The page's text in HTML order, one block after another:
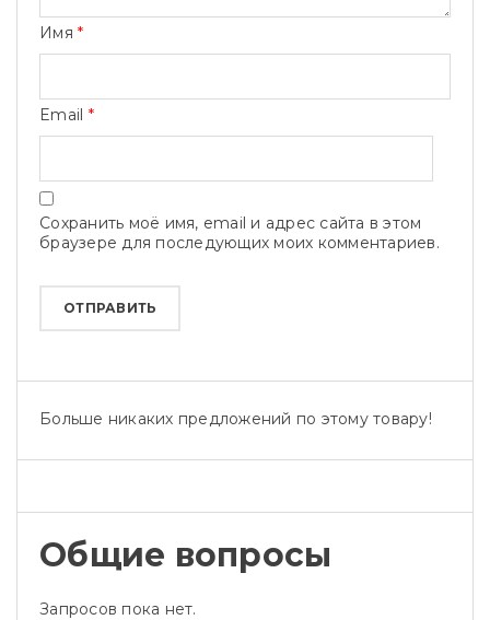
Имя *
Email *
Сохранить моё имя, email и адрес сайта в этом
браузере для последующих моих комментариев.
Больше никаких предложений по этому товару!
Общие вопросы
Запросов пока нет.